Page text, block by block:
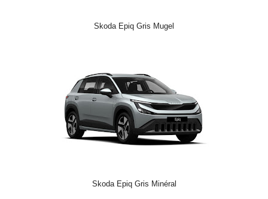
Skoda Epiq Gris Mugel
Skoda Epiq Gris Minéral